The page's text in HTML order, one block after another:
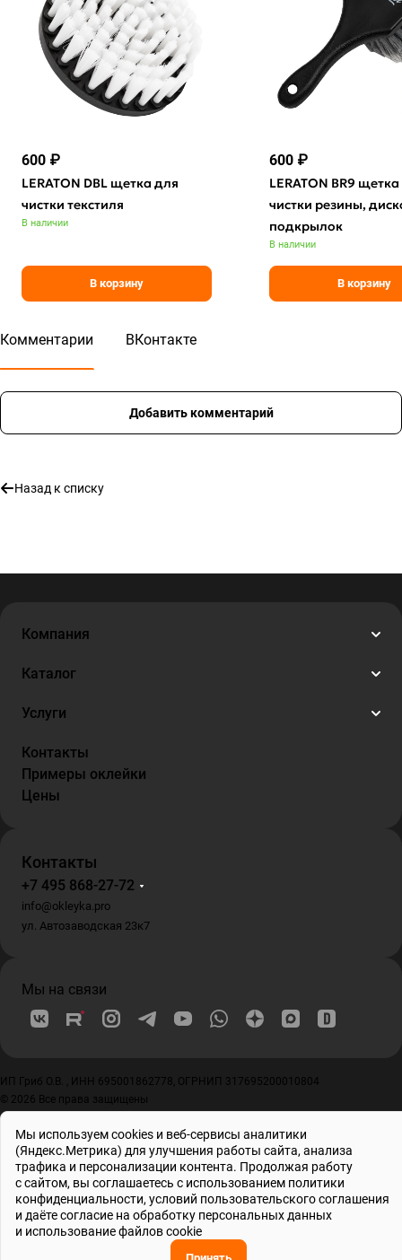
600 ₽
LERATON DBL щетка для
чистки текстиля
В наличии
В корзину
600 ₽
LERATON BR9
чистки резины,
подкрылок
В наличии
В корзину
Комментарии ВКонтакте
Добавить комментарий
Назад к списку
Компания
Каталог
Услуги
Контакты
Примеры оклейки
Цены
Контакты
+7 495 868-27-72
info@okleyka.pro
ул. Автозаводская 23к7
Мы на связи
ИП Гриб О.В. , ИНН 695001862778, ОГРНИП 317695200010804
© 2026 Все права защищены
Мы используем cookies и веб-сервисы аналитики
(Яндекс.Метрика) для улучшения работы сайта, анализа
трафика и персонализации контента. Продолжая работу
с сайтом, вы соглашаетесь с использованием политики
конфиденциальности, условий пользовательского соглашения
и даётесогласие на обработку персональных данных
и использование файлов cookie
Принять